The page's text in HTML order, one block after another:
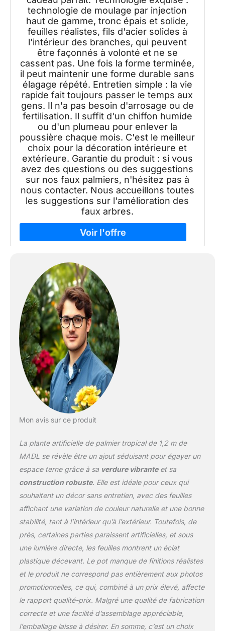
technologie de moulage par injection
haut de gamme, tronc épais et solide,
feuilles réalistes, fils d'acier solides à
l'intérieur des branches, qui peuvent
être façonnés à volonté et ne se
cassent pas. Une fois la forme terminée,
il peut maintenir une forme durable sans
élagage répété. Entretien simple : la vie
rapide fait toujours passer le temps aux
gens. Il n'a pas besoin d'arrosage ou de
fertilisation. Il suffit d'un chiffon humide
ou d'un plumeau pour enlever la
poussière chaque mois. C'est le meilleur
choix pour la décoration intérieure et
extérieure. Garantie du produit : si vous
avez des questions ou des suggestions
sur nos faux palmiers, n'hésitez pas à
nous contacter. Nous accueillons toutes
les suggestions sur l'amélioration des
faux arbres.
Mon avis sur ce produit
La plante artificielle de palmier tropical de 1,2 m de
MADL se révèle être un ajout séduisant pour égayer un
espace terne grâce à sa verdure vibranteet sa
construction robuste. Elle est idéale pour ceux qui
souhaitent un décor sans entretien, avec des feuilles
affichant une variation de couleur naturelle et une bonne
stabilité, tant à l’intérieur qu’à l’extérieur. Toutefois, de
près, certaines parties paraissent artificielles, et sous
une lumière directe, les feuilles montrent un éclat
plastique décevant. Le pot manque de finitions réalistes
et le produit ne correspond pas entièrement aux photos
promotionnelles, ce qui, combiné à un prix élevé, affecte
le rapport qualité-prix. Malgré une qualité de fabrication
correcte et une facilité d’assemblage appréciable,
l’emballage laisse à désirer. En somme, c’est un choix